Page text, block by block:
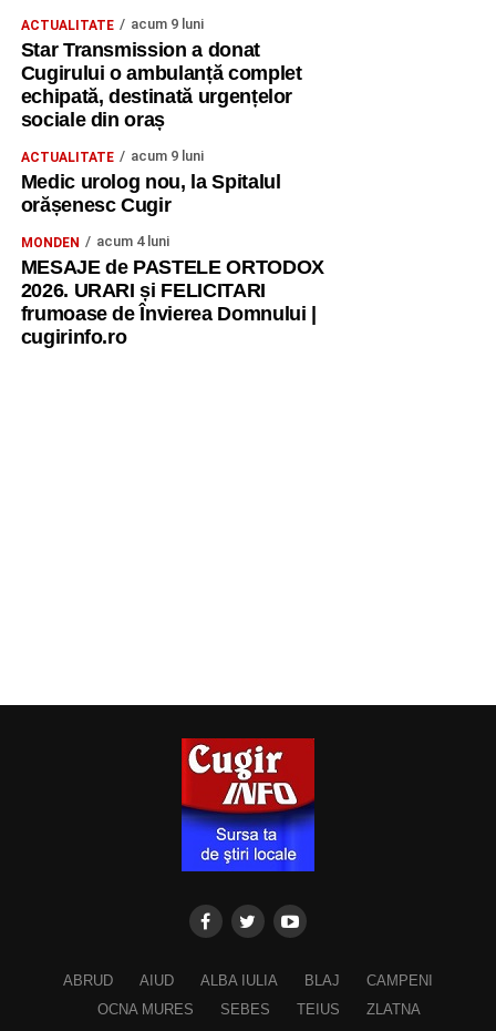
ACTUALITATE acum 9 luni
Star Transmission a donat
Cugirului o ambulanță complet
echipată, destinată urgențelor
sociale din oraș
ACTUALITATE acum 9 luni
Medic urolog nou, la Spitalul
orășenesc Cugir
MONDEN acum 4 luni
MESAJE de PASTELE ORTODOX
2026. URARI și FELICITARI
frumoase de Învierea Domnului |
cugirinfo.ro
ABRUD AIUD ALBA IULIA BLAJ
CAMPENI
OCNA MURES
SEBES TEIUS
ZLATNA